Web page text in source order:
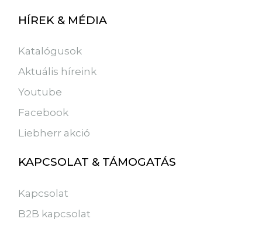
HÍREK & MÉDIA
Katalógusok
Aktuális híreink
Youtube
Facebook
Liebherr akció
KAPCSOLAT & TÁMOGATÁS
Kapcsolat
B2B kapcsolat